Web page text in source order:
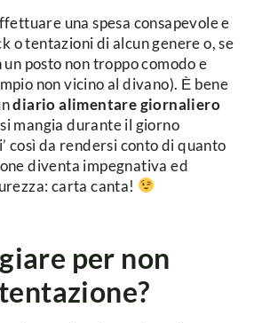
una spesa consapevole e
o tentazioni di alcun genere o, se
posto non troppo comodo e
non vicino al divano). Ѐ bene
diario alimentare giornaliero
mangia durante il giorno
così da rendersi conto di quanto
diventa impegnativa ed
carta canta!
per non